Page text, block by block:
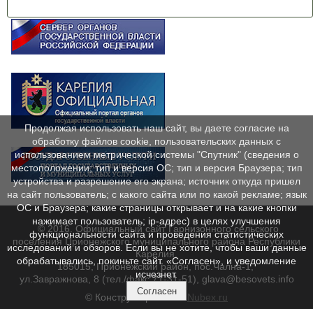
© 2016. Официальный сайт Гарнизонного сельского
поселения Прионежского муниципального района Республики
Карелия.
185015, Прионежский район, пос.Чална-1,
ул.Завражнова, 8 (тел./факс 71-31-51), glava@besovets.info
© Конструктор сайтовNubex.ru
Продолжая использовать наш сайт, вы даете согласие на
обработку файлов cookie, пользовательских данных с
использованием метрической системы "Спутник" (сведения о
местоположении; тип и версия ОС; тип и версия Браузера; тип
устройства и разрешение его экрана; источник откуда пришел
на сайт пользователь; с какого сайта или по какой рекламе; язык
ОС и Браузера; какие страницы открывает и на какие кнопки
нажимает пользователь; ip-адрес) в целях улучшения
функциональности сайта и проведения статистических
исследований и обзоров. Если вы не хотите, чтобы ваши данные
обрабатывались, покиньте сайт. «Согласен», и уведомление
исчезнет.
Согласен